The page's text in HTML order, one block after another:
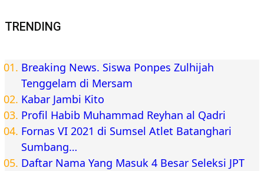
TRENDING
Breaking News. Siswa Ponpes Zulhijah
Tenggelam di Mersam
Kabar Jambi Kito
Profil Habib Muhammad Reyhan al Qadri
Fornas VI 2021 di Sumsel Atlet Batanghari
Sumbang…
Daftar Nama Yang Masuk 4 Besar Seleksi JPT